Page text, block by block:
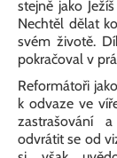
stejně jako
Nechtěl dělat
svém životě.
pokračoval v
Reformátoři
k odvaze ve
zastrašování
odvrátit se od